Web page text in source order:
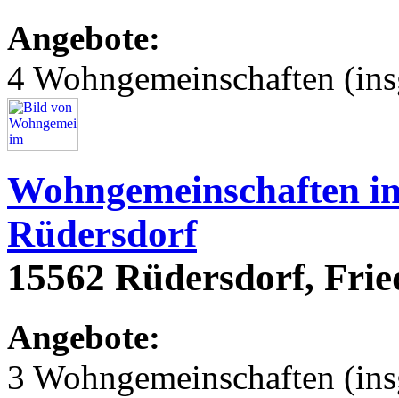
Angebote:
4 Wohngemeinschaften
Wohngemeinschaften
Rüdersdorf
15562 Rüdersdorf,
Angebote:
3 Wohngemeinschaften